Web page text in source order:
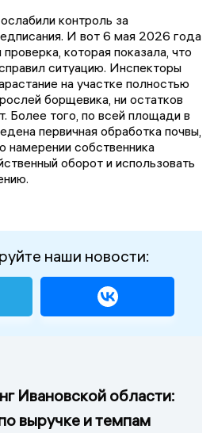
контроль за
И вот 6 мая 2026 года
которая показала, что
ситуацию. Инспекторы
на участке полностью
борщевика, ни остатков
Более того, по всей площади в
первичная обработка почвы,
намерении собственника
оборот и использовать
наши новости:
Ивановской области:
выручке и темпам